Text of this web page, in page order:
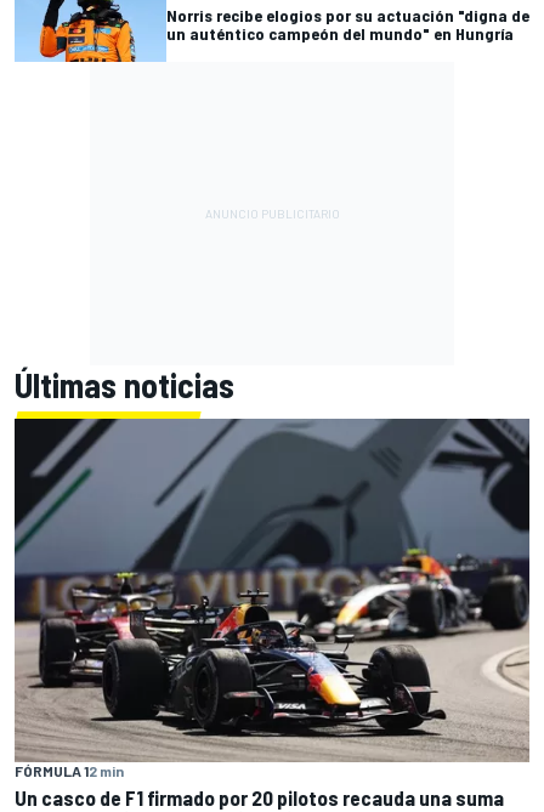
Norris recibe elogios por su actuación "digna de
un auténtico campeón del mundo" en Hungría
Últimas noticias
FÓRMULA 12 min
Un casco de F1 firmado por 20 pilotos recauda una suma